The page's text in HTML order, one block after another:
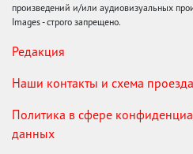
произведений и/или аудиовизуальных
Images - строго запрещено.
Редакция
Наши контакты и схема проезда
Политика в сфере
данных